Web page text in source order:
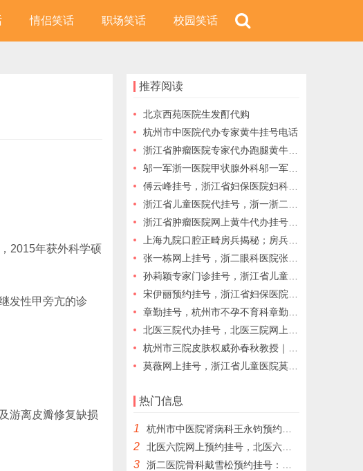
情侣笑话 职场笑话 校园笑话
2015年获外科学硕
发性甲旁亢的诊
游离皮瓣修复缺损
推荐阅读
北京西苑医院生发酊代购
杭州市中医院代办专家黄牛挂号电话
浙江省肿瘤医院专家代办跑腿黄牛挂号咨询
邬一军浙一医院甲状腺外科邬一军预约挂号，浙一医院邬一军专家门诊，浙一医院代挂号，
傅云峰挂号，浙江省妇保医院妇科肿瘤傅云峰网上预约挂号，让我们一起携手对抗疾病
浙江省儿童医院代挂号，浙一浙二医院网上挂号，杭州市三医院代挂号
浙江省肿瘤医院网上黄牛代办挂号跑腿
上海九院口腔正畸房兵揭秘；房兵专家的口腔治疗秘诀，值得信赖的选择
张一栋网上挂号，浙二眼科医院张一栋预约挂号，代办服务用实力说话
孙莉颖专家门诊挂号，浙江省儿童医院小儿妇科孙莉颖预约代挂号，浙江省儿童医院代挂号
宋伊丽预约挂号，浙江省妇保医院宋伊丽网上挂号，浙江省妇保医院宋伊丽，浙江省妇保医院代挂号
章勤挂号，杭州市不孕不育科章勤预约挂号，早日摆脱病痛的困扰，重拾健康与自信。
北医三院代办挂号，北医三院网上跑腿代挂号
杭州市三院皮肤权威孙春秋教授｜专克白癜风/银屑病/胎记/顽固皮炎/脱发，精准复色
莫薇网上挂号，浙江省儿童医院莫薇专家门诊，浙江省儿童医院黄牛代挂号，莫薇专家
热门信息
1 杭州市中医院肾病科王永钧预约挂号，王永钧为为更多的患者带来健康和希望。
2 北医六院网上预约挂号，北医六院代挂号，北医六院跑腿代挂号
3
浙二医院骨科戴雪松预约挂号：戴雪松关节镜技术的领航者，戴雪松；擅长疾病: 骨关节病和运动损伤